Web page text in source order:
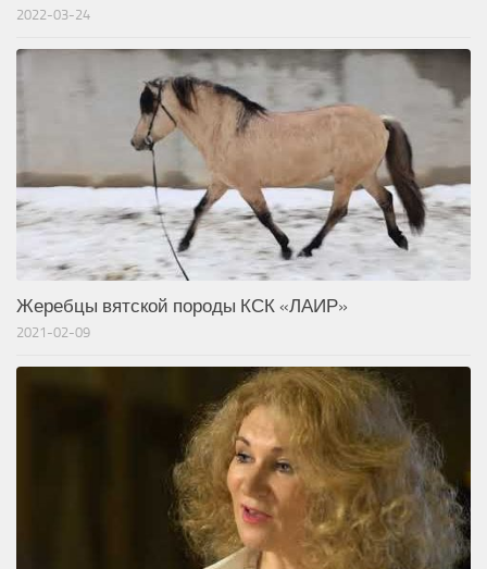
2022-03-24
Жеребцы вятской породы КСК «ЛАИР»
2021-02-09